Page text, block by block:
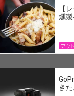
【
燻製
アウ
き